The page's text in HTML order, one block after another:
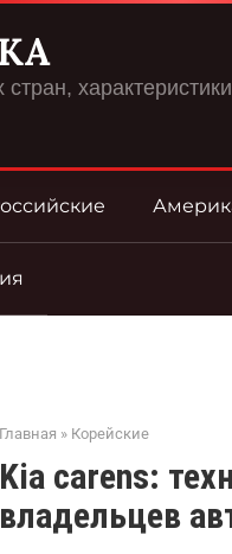
Главная » Корейские
Kia carens:
владельцев